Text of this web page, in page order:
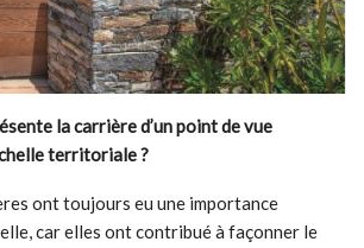
la carrière d’un point de vue
territoriale ?
ont toujours eu une importance
car elles ont contribué à façonner le